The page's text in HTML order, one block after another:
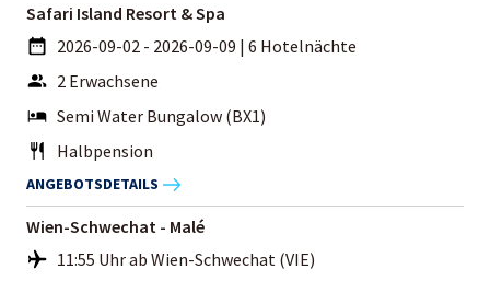
Safari Island Resort & Spa
2026-09-02 - 2026-09-09 | 6 Hotelnächte
2 Erwachsene
Semi Water Bungalow (BX1)
Halbpension
ANGEBOTSDETAILS
Wien-Schwechat - Malé
11:55 Uhr ab Wien-Schwechat (VIE)